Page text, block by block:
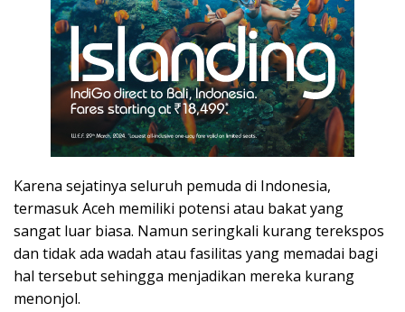
Karena sejatinya seluruh pemuda di Indonesia,
termasuk Aceh memiliki potensi atau bakat yang
sangat luar biasa. Namun seringkali kurang terekspos
dan tidak ada wadah atau fasilitas yang memadai bagi
hal tersebut sehingga menjadikan mereka kurang
menonjol.